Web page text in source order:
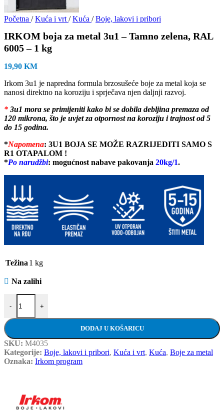
Početna / Kuća i vrt / Kuća / Boje, lakovi i pribori
IRKOM boja za metal 3u1 – Tamno zelena, RAL
6005 – 1 kg
19,90 KM
Irkom 3u1 je napredna formula brzosušeće boje za metal koja se
nanosi direktno na koroziju i sprječava njen daljnji razvoj.
* 3u1 mora se primijeniti kako bi se dobila debljina premaza od
120 mikrona, što je uvjet za otpornost na koroziju i trajnost od 5
do 15 godina.
*Napomena: 3U1 BOJA SE MOŽE RAZRIJEDITI SAMO S
R1 OTAPALOM !
*Po narudžbi: mogućnost nabave pakovanja 20kg/1.
Težina 1 kg
Na zalihi
-
IRKOM boja za metal 3u1 – Tamno zelena, RAL 6005 – 1 kg
+
DODAJ U KOŠARICU
SKU: M4035
Kategorije: Boje, lakovi i pribori, Kuća i vrt, Kuća, Boje za metal
Oznaka: Irkom program